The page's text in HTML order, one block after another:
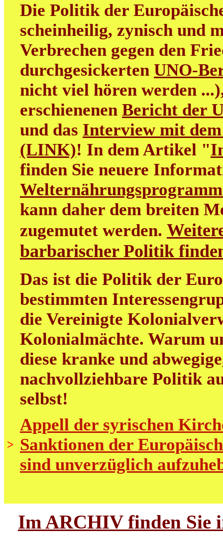
Die Politik der
scheinheilig, zynisch und
Verbrechen gegen den
durchgesickerten UNO-
nicht viel hören werden
erschienenen Bericht der
und das Interview mit
(LINK)! In dem Artikel "
finden Sie neuere
kann daher dem breiten
zugemutet werden.
barbarischer Politik
Das ist die Politik der
bestimmten
die Vereinigte
Kolonialmächte. Warum
diese kranke und
nachvollziehbare Politik
selbst!
>
Appell der syrischen
Sanktionen der
sind unverzüglich
Im ARCHIV finden Sie